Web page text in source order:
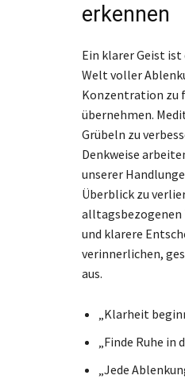
erkennen
Ein klarer Geist
Welt voller
Konzentration zu
übernehmen.
Grübeln zu
Denkweise
unserer
Überblick zu
alltagsbezogenen
und klarere
verinnerlichen,
aus.
„Klarheit
„Finde Ruhe
„Jede